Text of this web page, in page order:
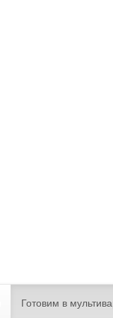
Готовим в